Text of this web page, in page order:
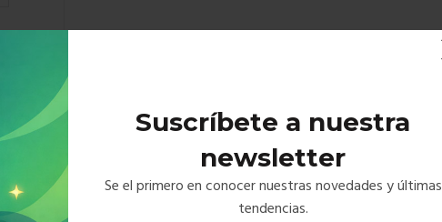
Suscríbete a nuestra
newsletter
Se el primero en conocer nuestras novedades y últimas
tendencias.